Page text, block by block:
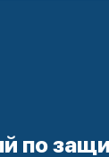
по